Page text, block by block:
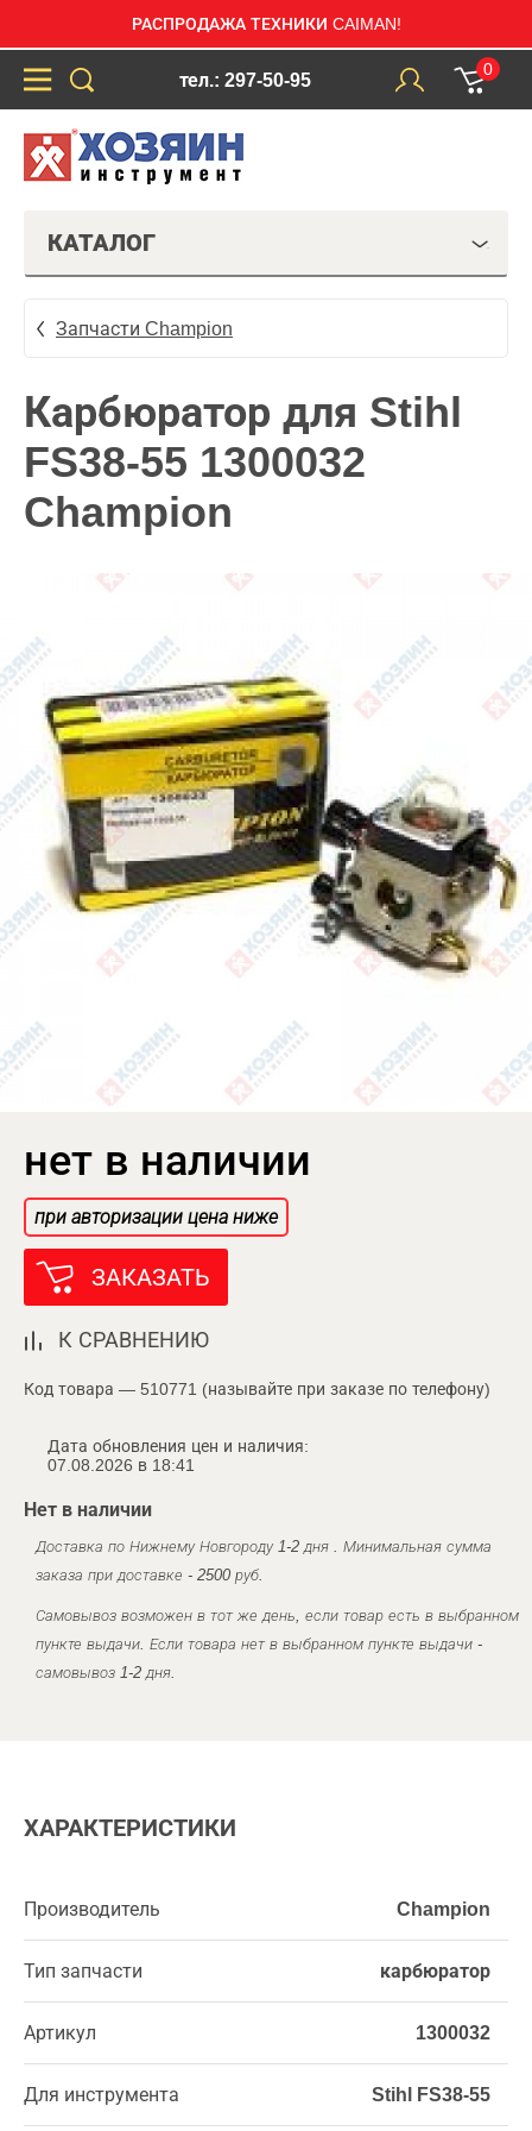
РАСПРОДАЖА ТЕХНИКИ CAIMAN!
тел.: 297-50-95
0
КАТАЛОГ
Запчасти Champion
Карбюратор для Stihl
FS38-55 1300032
Champion
нет в наличии
при авторизации цена ниже
ЗАКАЗАТЬ
К СРАВНЕНИЮ
Код товара — 510771 (называйте при заказе по телефону)
Дата обновления цен и наличия:
07.08.2026 в 18:41
Нет в наличии
Доставка по Нижнему Новгороду 1-2 дня . Минимальная сумма
заказа при доставке - 2500 руб.
Самовывоз возможен в тот же день, если товар есть в выбранном
пункте выдачи. Если товара нет в выбранном пункте выдачи -
самовывоз 1-2 дня.
ХАРАКТЕРИСТИКИ
Производитель Champion
Тип запчасти карбюратор
Артикул 1300032
Для инструмента Stihl FS38-55